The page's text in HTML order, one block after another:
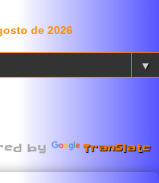
▼
by Translate